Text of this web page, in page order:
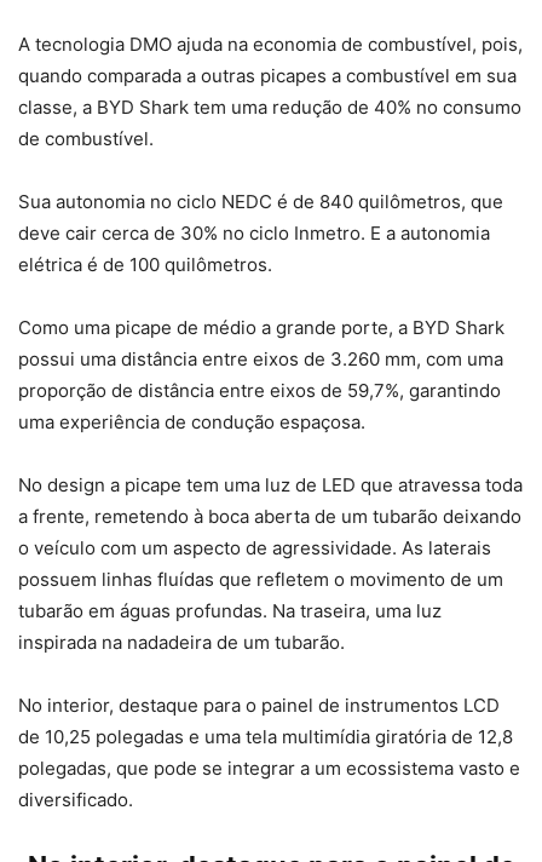
A tecnologia DMO ajuda na economia de combustível, pois,
quando comparada a outras picapes a combustível em sua
classe, a BYD Shark tem uma redução de 40% no consumo
de combustível.
Sua autonomia no ciclo NEDC é de 840 quilômetros, que
deve cair cerca de 30% no ciclo Inmetro. E a autonomia
elétrica é de 100 quilômetros.
Como uma picape de médio a grande porte, a BYD Shark
possui uma distância entre eixos de 3.260 mm, com uma
proporção de distância entre eixos de 59,7%, garantindo
uma experiência de condução espaçosa.
No design a picape tem uma luz de LED que atravessa toda
a frente, remetendo à boca aberta de um tubarão deixando
o veículo com um aspecto de agressividade. As laterais
possuem linhas fluídas que refletem o movimento de um
tubarão em águas profundas. Na traseira, uma luz
inspirada na nadadeira de um tubarão.
No interior, destaque para o painel de instrumentos LCD
de 10,25 polegadas e uma tela multimídia giratória de 12,8
polegadas, que pode se integrar a um ecossistema vasto e
diversificado.